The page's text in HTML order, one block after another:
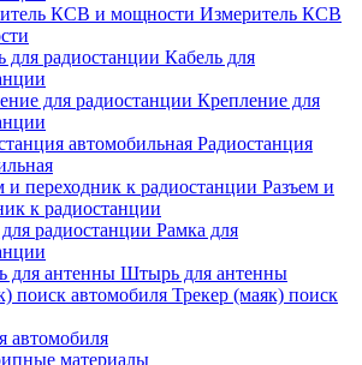
Измеритель КСВ
Кабель для
Крепление для
Радиостанция
Разъем и
к радиостанции
Рамка для
Штырь для антенны
Трекер (маяк) поиск
автомобиля
материалы